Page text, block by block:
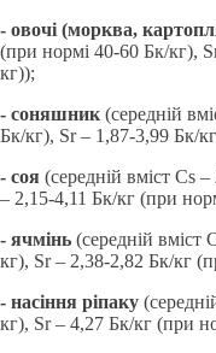
- овочі (морква,
(при нормі 40-60 Бк/кг),
кг));
- соняшник (середній
Бк/кг), Sr – 1,87-3,99 Бк/
- соя (середній вміст Cs
– 2,15-4,11 Бк/кг (при
- ячмінь (середній вміст
кг), Sr – 2,38-2,82 Бк/кг
- насіння ріпаку
кг), Sr – 4,27 Бк/кг (при